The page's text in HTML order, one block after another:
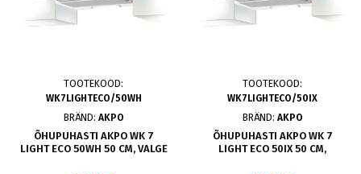
TOOTEKOOD:
WK7LIGHTECO/50WH
BRÄND: AKPO
ÕHUPUHASTI AKPO WK 7
LIGHT ECO 50WH 50 CM, VALGE
TOOTEKOOD:
WK7LIGHTECO/50IX
BRÄND: AKPO
ÕHUPUHASTI AKPO WK 7
LIGHT ECO 50IX 50 CM,